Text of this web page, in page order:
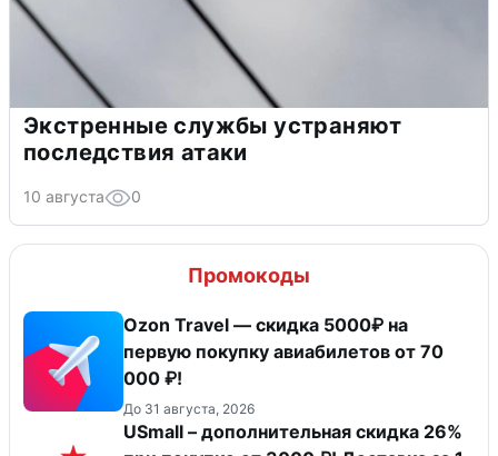
Экстренные службы устраняют
последствия атаки
10 августа 0
Промокоды
Ozon Travel — скидка 5000₽ на
первую покупку авиабилетов от 70
000 ₽!
До 31 августа, 2026
USmall – дополнительная скидка 26%